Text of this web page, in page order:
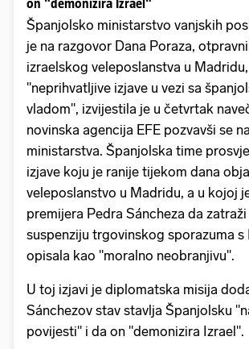
on "demonizira Izrael"
Španjolsko ministarstvo vanjskih
je na razgovor Dana Poraza,
izraelskog veleposlanstva u
"neprihvatljive izjave u vezi sa
vladom", izvijestila je u četvrtak
novinska agencija EFE pozvavši se
ministarstva. Španjolska time
izjave koju je ranije tijekom dana
veleposlanstvo u Madridu, a u kojoj
premijera Pedra Sáncheza da
suspenziju trgovinskog sporazuma s
opisala kao "moralno neobranjivu".
U toj izjavi je diplomatska misija
Sánchezov stav stavlja Španjolsku
povijesti" i da on "demonizira Izrael".